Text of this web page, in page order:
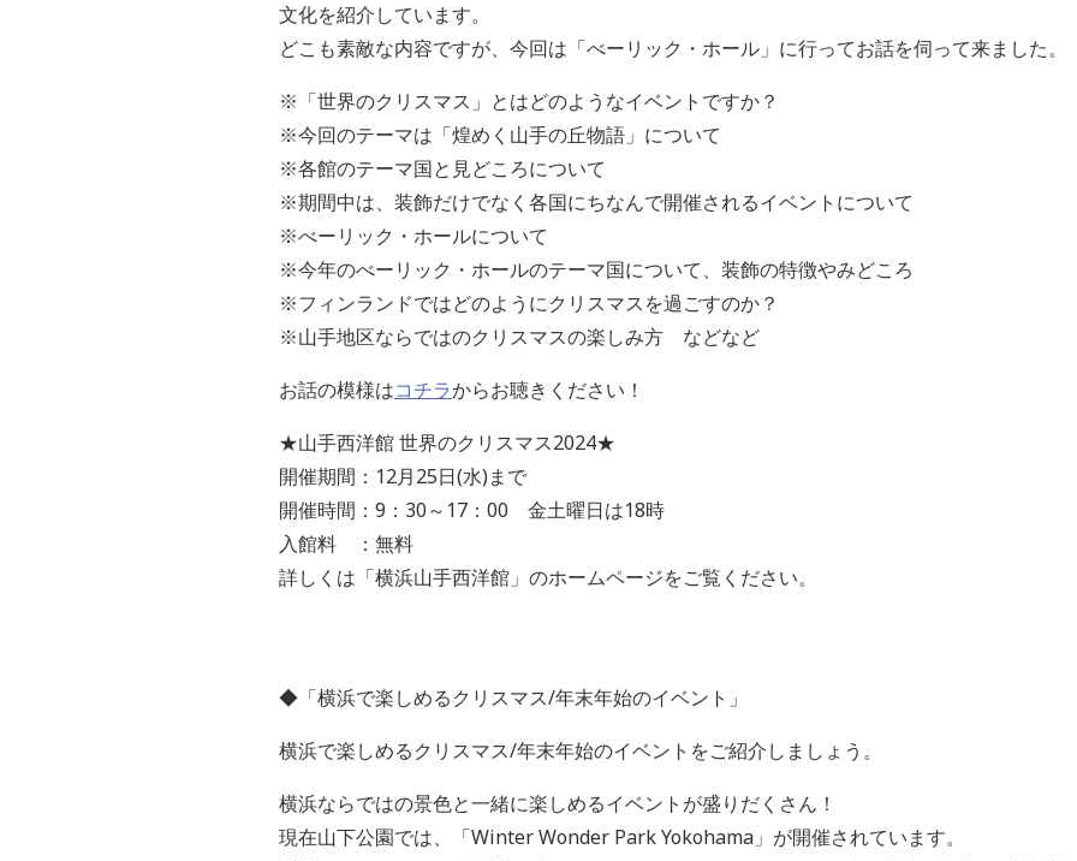
文化を紹介しています。
どこも素敵な内容ですが、今回は「べーリック・ホール」に行ってお話を伺って来ました。
※「世界のクリスマス」とはどのようなイベントですか？
※今回のテーマは「煌めく山手の丘物語」について
※各館のテーマ国と見どころについて
※期間中は、装飾だけでなく各国にちなんで開催されるイベントについて
※べーリック・ホールについて
※今年のべーリック・ホールのテーマ国について、装飾の特徴やみどころ
※フィンランドではどのようにクリスマスを過ごすのか？
※山手地区ならではのクリスマスの楽しみ方 などなど
お話の模様はコチラからお聴きください！
★山手西洋館 世界のクリスマス2024★
開催期間：12月25日(水)まで
開催時間：9：30～17：00 金土曜日は18時
入館料 ：無料
詳しくは「横浜山手西洋館」のホームページをご覧ください。
◆「横浜で楽しめるクリスマス/年末年始のイベント」
横浜で楽しめるクリスマス/年末年始のイベントをご紹介しましょう。
横浜ならではの景色と一緒に楽しめるイベントが盛りだくさん！
現在山下公園では、「Winter Wonder Park Yokohama」が開催されています。